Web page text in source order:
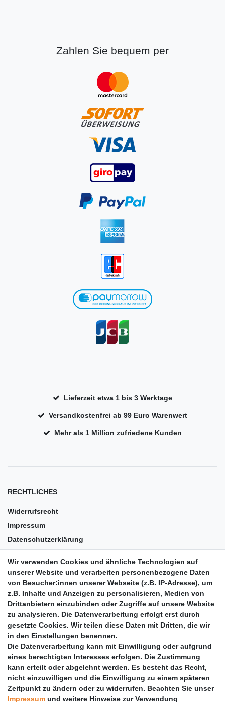
Zahlen Sie bequem per
Lieferzeit etwa 1 bis 3 Werktage
Versandkostenfrei ab 99 Euro Warenwert
Mehr als 1 Million zufriedene Kunden
RECHTLICHES
Widerrufsrecht
Impressum
Datenschutzerklärung
Barrierefreiheit
Anleitungen
Vertrag widerrufen
PARTNER
DHL
GLS
PaketPLUS
Wir verwenden Cookies und ähnliche Technologien auf
unserer Website und verarbeiten personenbezogene Daten
von Besucher:innen unserer Webseite (z.B. IP-Adresse), um
z.B. Inhalte und Anzeigen zu personalisieren, Medien von
Drittanbietern einzubinden oder Zugriffe auf unsere Website
zu analysieren. Die Datenverarbeitung erfolgt erst durch
gesetzte Cookies. Wir teilen diese Daten mit Dritten, die wir
in den Einstellungen benennen.
Die Datenverarbeitung kann mit Einwilligung oder aufgrund
eines berechtigten Interesses erfolgen. Die Zustimmung
kann erteilt oder abgelehnt werden. Es besteht das Recht,
nicht einzuwilligen und die Einwilligung zu einem späteren
Zeitpunkt zu ändern oder zu widerrufen. Beachten Sie unser
Impressum und weitere Hinweise zur Verwendung